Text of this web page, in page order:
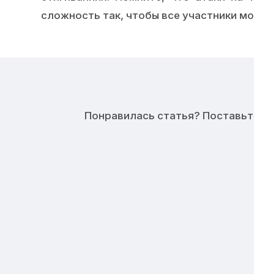
сложность так, чтобы все участники
Понравилась статья?